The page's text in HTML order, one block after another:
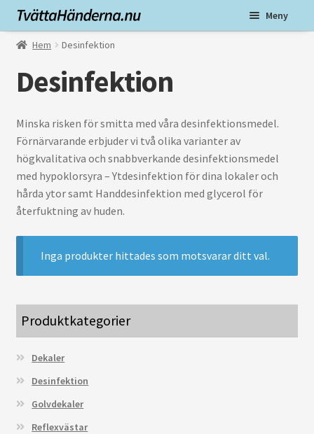
Hoppa
till
navigering
Hoppa
till
innehåll
Meny
Dekaler
Golvdekaler
Hem Desinfektion
Desinfektion
Minska risken för smitta med våra desinfektionsmedel.
Förnärvarande erbjuder vi två olika varianter av
högkvalitativa och snabbverkande desinfektionsmedel
med hypoklorsyra – Ytdesinfektion för dina lokaler och
hårda ytor samt Handdesinfektion med glycerol för
återfuktning av huden.
Inga produkter hittades som motsvarar ditt val.
Produktkategorier
Dekaler
Desinfektion
Golvdekaler
Reflexvästar